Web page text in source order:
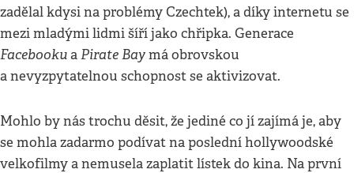
zadělal kdysi na problémy Czechtek), a díky internetu se
mezi mladými lidmi šíří jako chřipka. Generace
FacebookuaPirate Baymá obrovskou
a nevyzpytatelnou schopnost se aktivizovat.
Mohlo by nás trochu děsit, že jediné co jí zajímá je, aby
se mohla zadarmo podívat na poslední hollywoodské
velkofilmy a nemusela zaplatit lístek do kina. Na první